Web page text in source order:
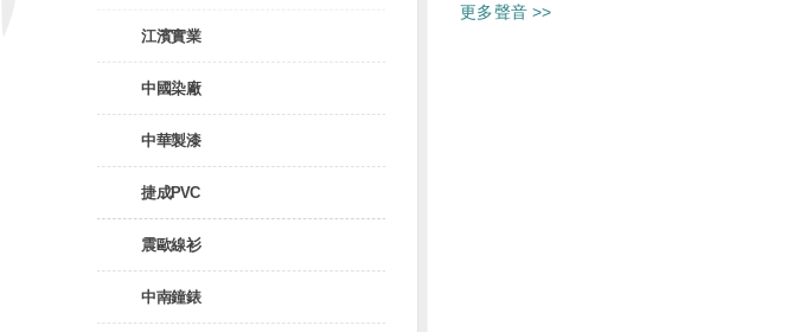
江濱實業
中國染廠
中華製漆
捷成PVC
震歐線衫
中南鐘錶
更多聲音 >>